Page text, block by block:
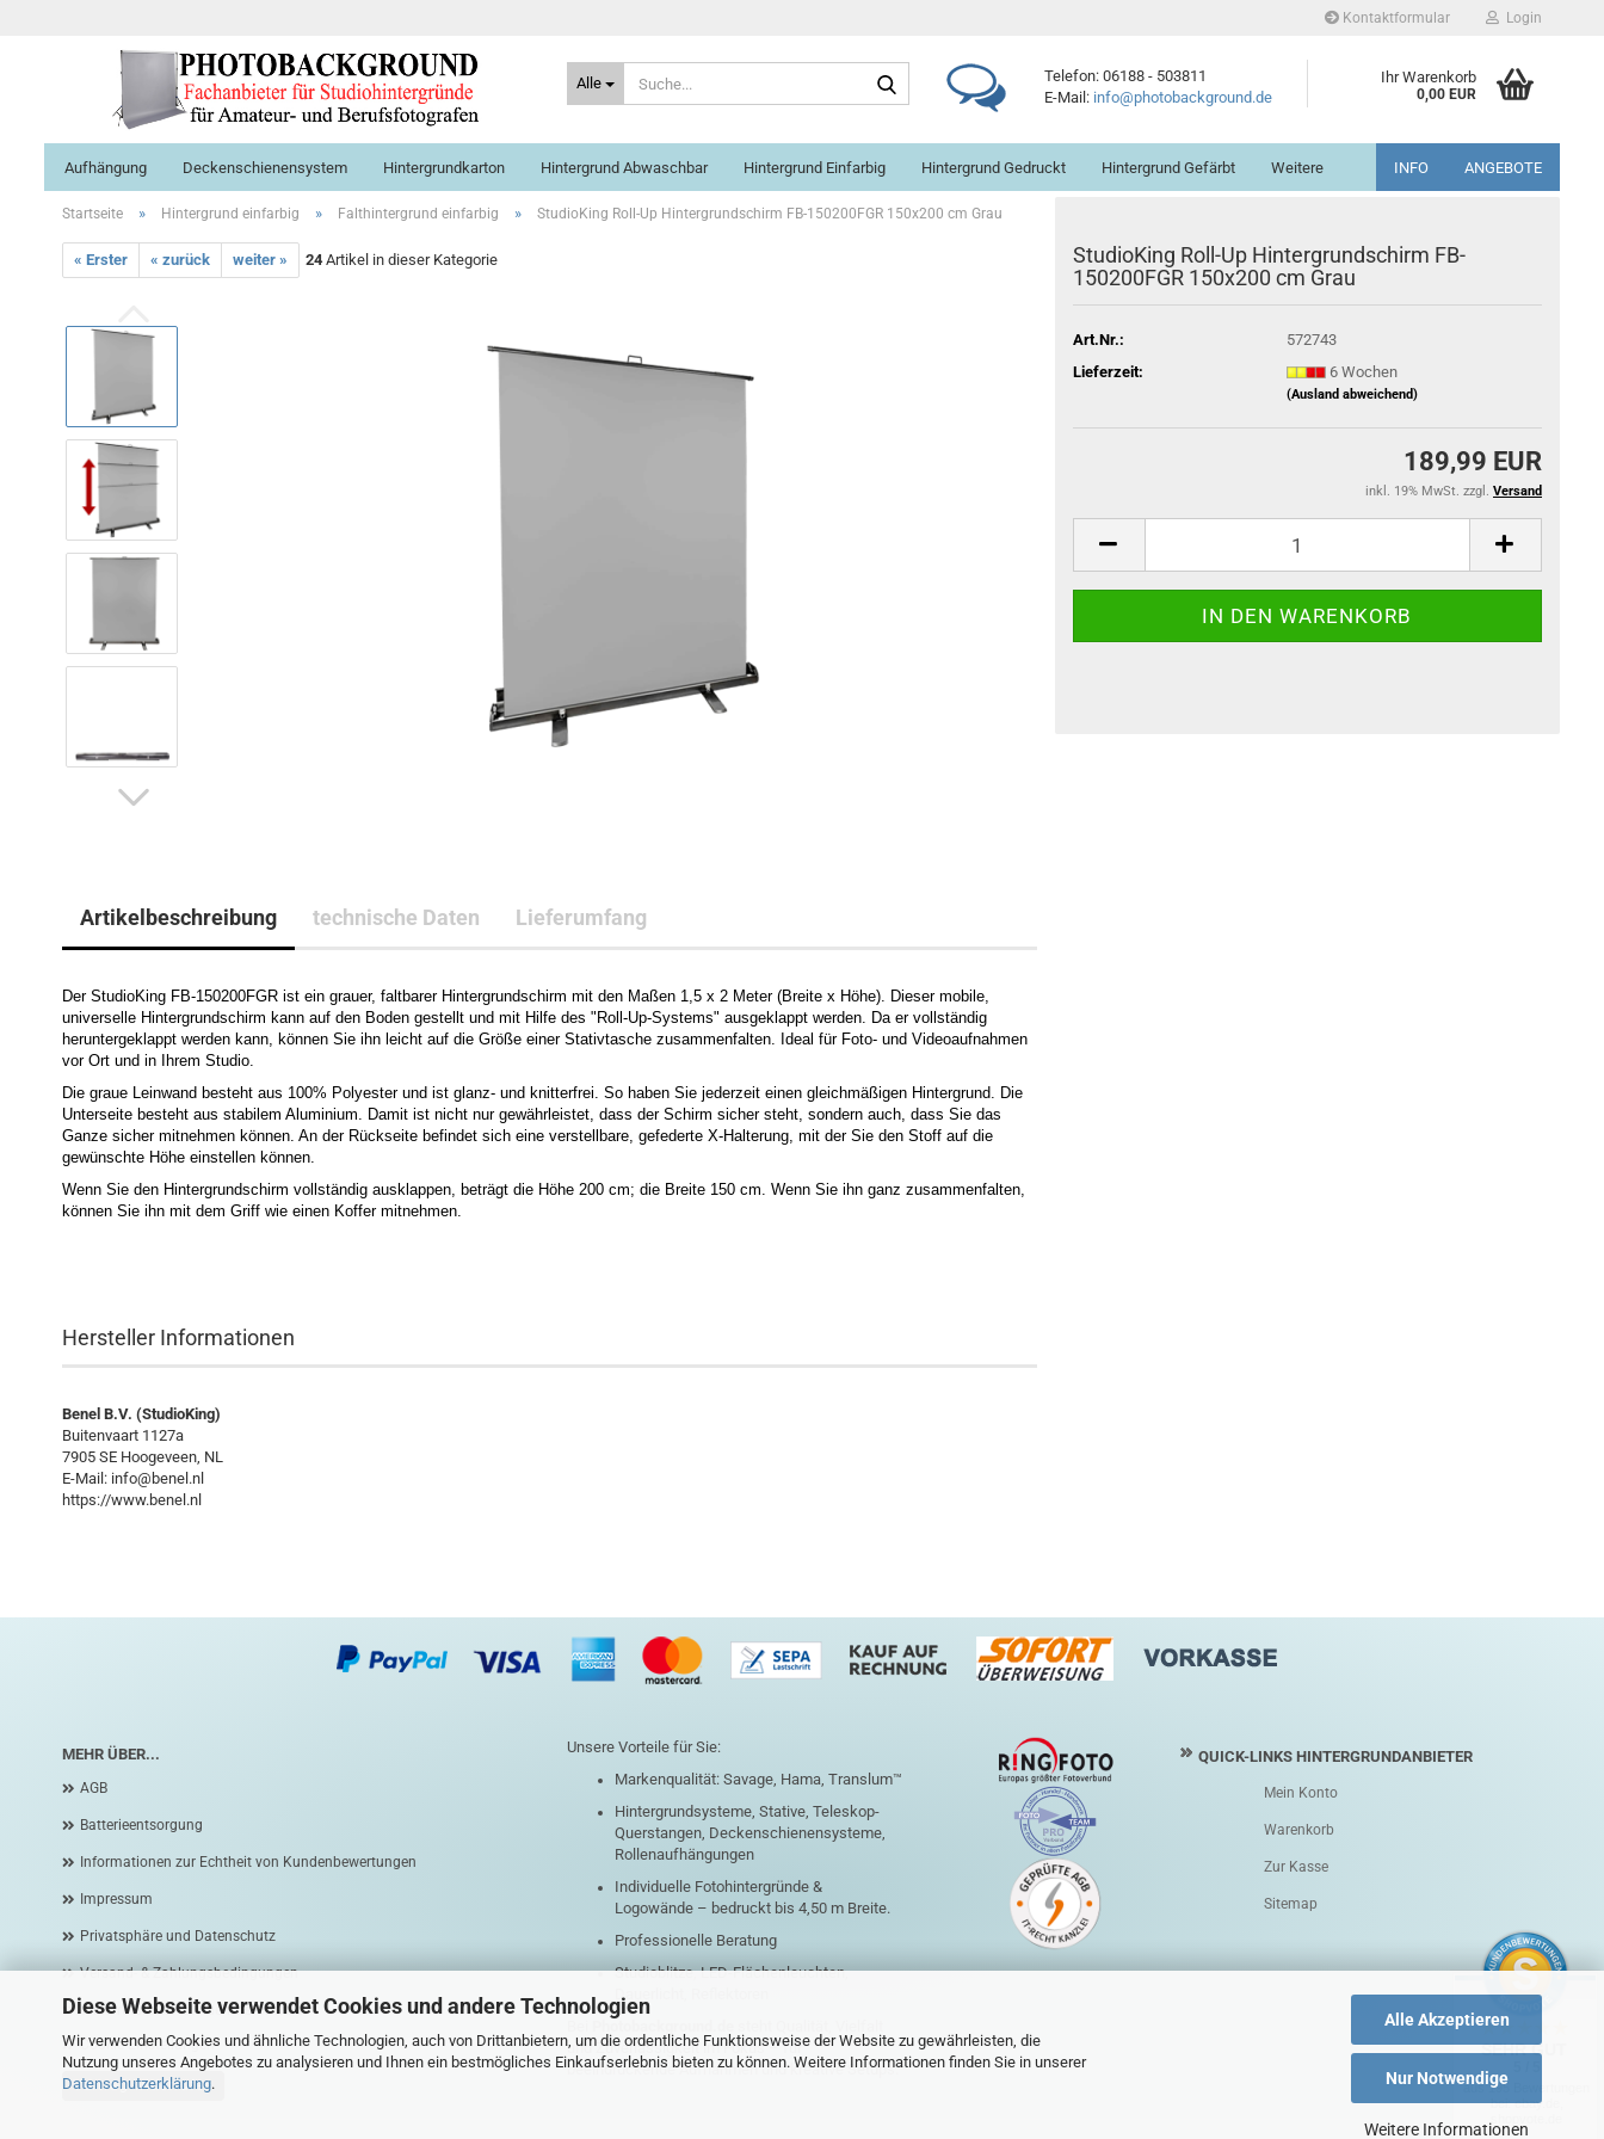
Diese Webseite verwendet Cookies und andere Technologien
Wir verwenden Cookies und ähnliche Technologien, auch von Drittanbietern, um die ordentliche Funktionsweise der Website zu gewährleisten, die
Nutzung unseres Angebotes zu analysieren und Ihnen ein bestmögliches Einkaufserlebnis bieten zu können. Weitere Informationen finden Sie in unserer
Datenschutzerklärung.
Alle Akzeptieren
Nur Notwendige
Weitere Informationen
Kontaktformular Login
Alle
Suche...
Telefon: 06188 - 503811
E-Mail: info@photobackground.de
Ihr Warenkorb
0,00 EUR
Aufhängung Deckenschienensystem Hintergrundkarton Hintergrund Abwaschbar Hintergrund Einfarbig Hintergrund Gedruckt Hintergrund Gefärbt INFO ANGEBOTE
Weitere
Startseite » Hintergrund einfarbig » Falthintergrund einfarbig » StudioKing Roll-Up Hintergrundschirm FB-150200FGR 150x200 cm Grau
« Erster « zurück weiter » 24 Artikel in dieser Kategorie
StudioKing Roll-Up Hintergrundschirm FB-
150200FGR 150x200 cm Grau
Art.Nr.:
572743
Lieferzeit:
6 Wochen
(Ausland abweichend)
189,99 EUR
inkl. 19% MwSt. zzgl. Versand
Artikelbeschreibung technische Daten Lieferumfang
Der StudioKing FB-150200FGR ist ein grauer, faltbarer Hintergrundschirm mit den Maßen 1,5 x 2 Meter (Breite x Höhe). Dieser mobile,
universelle Hintergrundschirm kann auf den Boden gestellt und mit Hilfe des "Roll-Up-Systems" ausgeklappt werden. Da er vollständig
heruntergeklappt werden kann, können Sie ihn leicht auf die Größe einer Stativtasche zusammenfalten. Ideal für Foto- und Videoaufnahmen
vor Ort und in Ihrem Studio.
Die graue Leinwand besteht aus 100% Polyester und ist glanz- und knitterfrei. So haben Sie jederzeit einen gleichmäßigen Hintergrund. Die
Unterseite besteht aus stabilem Aluminium. Damit ist nicht nur gewährleistet, dass der Schirm sicher steht, sondern auch, dass Sie das
Ganze sicher mitnehmen können. An der Rückseite befindet sich eine verstellbare, gefederte X-Halterung, mit der Sie den Stoff auf die
gewünschte Höhe einstellen können.
Wenn Sie den Hintergrundschirm vollständig ausklappen, beträgt die Höhe 200 cm; die Breite 150 cm. Wenn Sie ihn ganz zusammenfalten,
können Sie ihn mit dem Griff wie einen Koffer mitnehmen.
Hersteller Informationen
Benel B.V. (StudioKing)
Buitenvaart 1127a
7905 SE Hoogeveen, NL
E-Mail: info@benel.nl
https://www.benel.nl
MEHR ÜBER...
AGB
Batterieentsorgung
Informationen zur Echtheit von Kundenbewertungen
Impressum
Privatsphäre und Datenschutz
Versand- & Zahlungsbedingungen
Widerrufsrecht & Widerrufsformular
Cookie Einstellungen
Unsere Vorteile für Sie:
Markenqualität: Savage, Hama, Translum™
Hintergrundsysteme, Stative, Teleskop-
Querstangen, Deckenschienensysteme,
Rollenaufhängungen
Individuelle Fotohintergründe &
Logowände – bedruckt bis 4,50 m Breite.
Professionelle Beratung
Studioblitze, LED-Flächenleuchten,
Dauerlicht, Reflektoren
und Zuverlässigkeit im Fokus – für
beeindruckende Aufnahmen und kreative Setups.
QUICK-LINKS HINTERGRUNDANBIETER
Mein Konto
Warenkorb
Zur Kasse
Sitemap
Vertrag widerrufen
SEHR GUT
aus 195 Bewertungen
bei: ebay.de,